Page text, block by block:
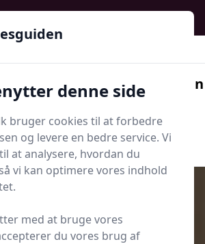
Soveværelsesguiden
Madrasser
denne side
bruger cookies til at forbedre
og levere en bedre service. Vi
at analysere, hvordan du
vi kan optimere vores indhold
med at bruge vores
du vores brug af